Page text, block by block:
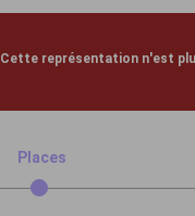
Cette représentation n'est
Places